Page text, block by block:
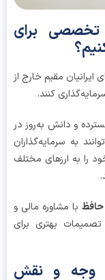
برای
مقیم خارج از
کنند.
دانش به‌روز در
سرمایه‌گذاران
ارزهای مختلف
با مشاوره مالی و
بهتری برای
و نقش